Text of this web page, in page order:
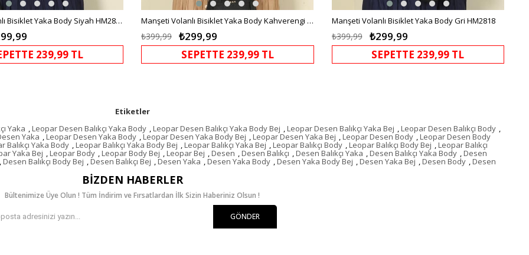
Manşeti Volanlı Bisiklet Yaka Body Siyah HM2818
239,99 TL
Manşeti Volanlı Bisiklet Yaka Body Kahverengi HM2818
₺299,99
₺399,99
SEPETTE 239,99 TL
Manşeti Volanlı Bisiklet Yaka Body Gri HM2818
₺299,99
₺399,99
SEPETTE 239,99 TL
Etiketler
Yaka ,Leopar Desen Balıkçı Yaka Body ,Leopar Desen Balıkçı Yaka Body Bej ,Leopar Desen Balıkçı Yaka Bej ,Leopar Desen Balıkçı Body ,
Yaka ,Leopar Desen Yaka Body ,Leopar Desen Yaka Body Bej ,Leopar Desen Yaka Bej ,Leopar Desen Body ,Leopar Desen Body
Balıkçı Yaka Body ,Leopar Balıkçı Yaka Body Bej ,Leopar Balıkçı Yaka Bej ,Leopar Balıkçı Body ,Leopar Balıkçı Body Bej ,Leopar Balıkçı
Yaka Bej ,Leopar Body ,Leopar Body Bej ,Leopar Bej ,Desen ,Desen Balıkçı ,Desen Balıkçı Yaka ,Desen Balıkçı Yaka Body ,Desen
,Desen Balıkçı Body Bej ,Desen Balıkçı Bej ,Desen Yaka ,Desen Yaka Body ,Desen Yaka Body Bej ,Desen Yaka Bej ,Desen Body ,Desen
BIZDEN HABERLER
Bültenimize Üye Olun ! Tüm İndirim ve Fırsatlardan İlk Sizin Haberiniz Olsun !
GÖNDER